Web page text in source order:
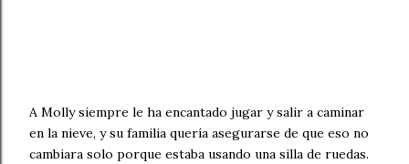
A Molly siempre le ha encantado jugar y salir a caminar
en la nieve, y su familia quería asegurarse de que eso no
cambiara solo porque estaba usando una silla de ruedas.